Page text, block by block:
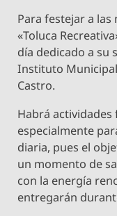
Para festejar a
«Toluca
día dedicado a su
Instituto
Castro.
Habrá
especialmente
diaria, pues el
un momento de
con la energía
entregarán